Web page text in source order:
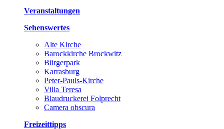
Veranstaltungen
Sehenswertes
Alte Kirche
Barockkirche Brockwitz
Bürgerpark
Karrasburg
Peter-Pauls-Kirche
Villa Teresa
Blaudruckerei Folprecht
Camera obscura
Freizeittipps